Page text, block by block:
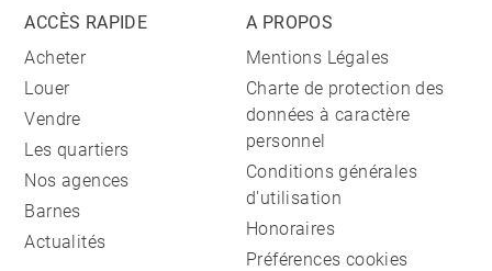
ACCÈS RAPIDE
Acheter
Louer
Vendre
Les quartiers
Nos agences
Barnes
Actualités
A PROPOS
Mentions Légales
Charte de protection des
données à caractère
personnel
Conditions générales
d'utilisation
Honoraires
Préférences cookies